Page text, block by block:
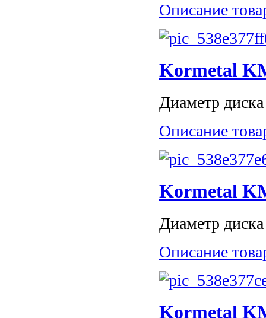
Описание
Kormetal
Диаметр
Описание
Kormetal
Диаметр
Описание
Kormetal